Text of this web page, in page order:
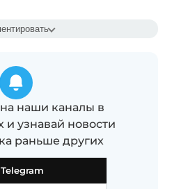
наши каналы в
узнавай новости
раньше других
Telegram